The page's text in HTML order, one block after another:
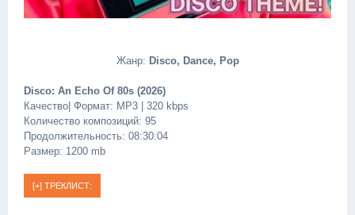
Жанр: Disco, Dance, Pop
Disco: An Echo Of 80s (2026)
Качество| Формат: MP3 | 320 kbps
Количество композиций: 95
Продолжительность: 08:30:04
Размер: 1200 mb